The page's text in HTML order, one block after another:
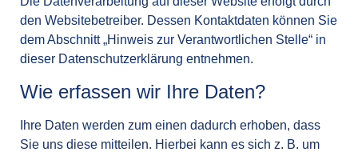
den Websitebetreiber. Dessen Kontaktdaten können Sie
dem Abschnitt „Hinweis zur Verantwortlichen Stelle“ in
dieser Datenschutzerklärung entnehmen.
Wie erfassen wir Ihre Daten?
Ihre Daten werden zum einen dadurch erhoben, dass
Sie uns diese mitteilen. Hierbei kann es sich z. B. um